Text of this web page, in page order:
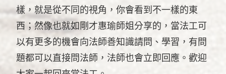
樣，就是從不同的視角，你會看到不一樣的東
西；然像也就如剛才惠瑜師姐分享的，當法工可
以有更多的機會向法師善知識請問、學習，有問
題都可以直接問法師，法師也會立即回應。歡迎